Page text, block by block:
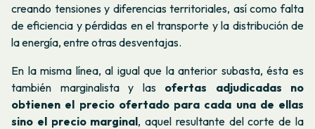
creando tensiones y diferencias territoriales, así como falta
de eficiencia y pérdidas en el transporte y la distribución de
la energía, entre otras desventajas.
En la misma línea, al igual que la anterior subasta, ésta es
también marginalista y las ofertas adjudicadas no
obtienen el precio ofertado para cada una de ellas
sino el precio marginal, aquel resultante del corte de la